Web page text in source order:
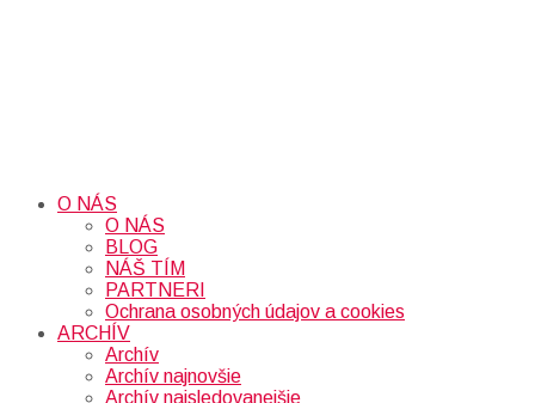
O NÁS
O NÁS
BLOG
NÁŠ TÍM
PARTNERI
Ochrana osobných údajov a cookies
ARCHÍV
Archív
Archív najnovšie
Archív najsledovanejšie